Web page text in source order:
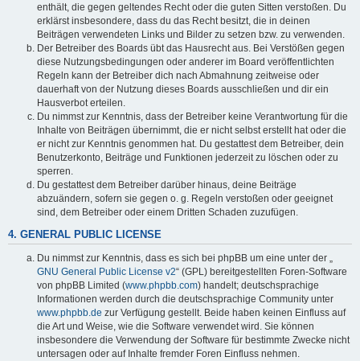
enthält, die gegen geltendes Recht oder die guten Sitten verstoßen. Du
erklärst insbesondere, dass du das Recht besitzt, die in deinen
Beiträgen verwendeten Links und Bilder zu setzen bzw. zu verwenden.
Der Betreiber des Boards übt das Hausrecht aus. Bei Verstößen gegen
diese Nutzungsbedingungen oder anderer im Board veröffentlichten
Regeln kann der Betreiber dich nach Abmahnung zeitweise oder
dauerhaft von der Nutzung dieses Boards ausschließen und dir ein
Hausverbot erteilen.
Du nimmst zur Kenntnis, dass der Betreiber keine Verantwortung für die
Inhalte von Beiträgen übernimmt, die er nicht selbst erstellt hat oder die
er nicht zur Kenntnis genommen hat. Du gestattest dem Betreiber, dein
Benutzerkonto, Beiträge und Funktionen jederzeit zu löschen oder zu
sperren.
Du gestattest dem Betreiber darüber hinaus, deine Beiträge
abzuändern, sofern sie gegen o. g. Regeln verstoßen oder geeignet
sind, dem Betreiber oder einem Dritten Schaden zuzufügen.
4. GENERAL PUBLIC LICENSE
Du nimmst zur Kenntnis, dass es sich bei phpBB um eine unter der „
GNU General Public License v2“ (GPL) bereitgestellten Foren-Software
von phpBB Limited (www.phpbb.com) handelt; deutschsprachige
Informationen werden durch die deutschsprachige Community unter
www.phpbb.de zur Verfügung gestellt. Beide haben keinen Einfluss auf
die Art und Weise, wie die Software verwendet wird. Sie können
insbesondere die Verwendung der Software für bestimmte Zwecke nicht
untersagen oder auf Inhalte fremder Foren Einfluss nehmen.